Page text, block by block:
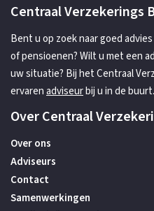
Centraal Verzekerings
Bent u op zoek naar goed
of pensioenen? Wilt u met een
uw situatie? Bij het Centraal
ervarenadviseurbij u in de buurt.
Over Centraal
Over ons
Adviseurs
Contact
Samenwerkingen